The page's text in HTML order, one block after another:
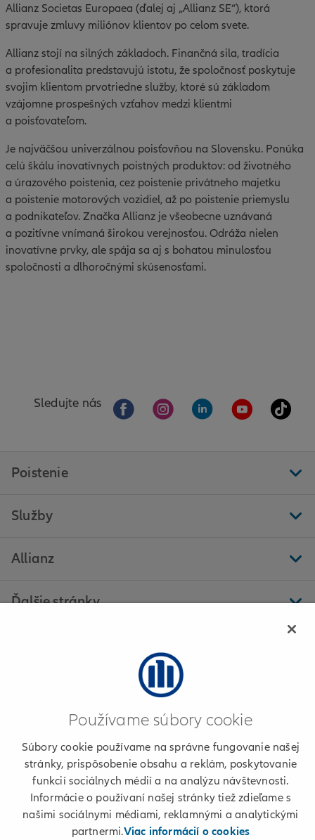
Allianz Societas Europaea (ďalej aj „Allianz SE“), ktorá
spravuje zmluvy miliónov klientov po celom svete.
Allianz stojí na silných základoch. Finančná sila, tradícia
a profesionalita predstavujú istotu, že spoločnosť poskytuje
svojim klientom prvotriedne služby, ktoré sú základom
vzájomne prospešných vzťahov medzi klientmi
a poisťovateľom.
Je najväčšou univerzálnou poisťovňou na Slovensku. Ponúka
celú škálu inovatívnych poistných produktov: od životného
a úrazového poistenia, cez poistenie privátneho majetku
a poistenie motorových vozidiel, až po poistenie priemyslu
a podnikateľov. Značka Allianz je všeobecne uznávaná
a pozitívne vnímaná širokou verejnosťou. Odráža nielen
inovatívne prvky, ale spája sa aj s bohatou minulosťou
spoločnosti a dlhoročnými skúsenosťami.
Sledujte nás
Poistenie
Služby
Allianz
Ďalšie stránky
Informácie o poskytovateľovi
Podmienky používania a cookies
Osobné údaje
+421 2 50 122 222
Allianz - Gabriela Majchráková - Dubnica nad Váhom
Používame súbory cookie
Súbory cookie používame na správne fungovanie našej
stránky, prispôsobenie obsahu a reklám, poskytovanie
funkcií sociálnych médií a na analýzu návštevnosti.
Informácie o používaní našej stránky tiež zdieľame s
našimi sociálnymi médiami, reklamnými a analytickými
partnermi.Viac informácií o cookies